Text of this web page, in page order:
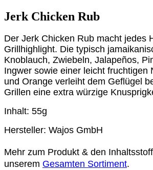
Jerk Chicken Rub
Der Jerk Chicken Rub macht jedes
Grillhighlight. Die typisch
Knoblauch, Zwiebeln, Jalapeños,
Ingwer sowie einer leicht fruchtigen
und Orange verleiht dem Geflügel
Grillen eine extra würzige
Inhalt: 55g
Hersteller: Wajos GmbH
Mehr zum Produkt & den
unserem Gesamten Sortiment.